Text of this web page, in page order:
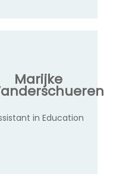
Marijke
in Education